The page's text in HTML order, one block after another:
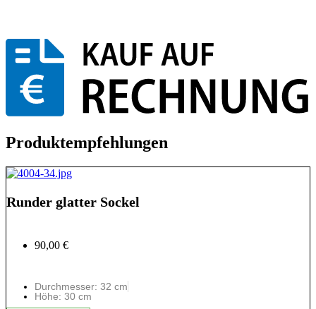
Produktempfehlungen
Runder glatter Sockel
90,00 €
Durchmesser: 32 cm
Höhe: 30 cm